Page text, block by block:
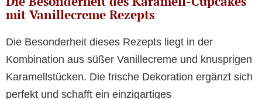
mit Vanillecreme Rezepts
Die Besonderheit dieses Rezepts liegt in der
Kombination aus süßer Vanillecreme und knusprigen
Karamellstücken. Die frische Dekoration ergänzt sich
perfekt und schafft ein einzigartiges